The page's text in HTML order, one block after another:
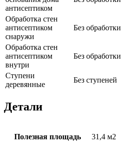
антисептиком
Обработка стен
антисептиком
снаружи
Без обработки
Обработка стен
антисептиком
внутри
Без обработки
Ступени
деревянные
Без ступеней
Детали
Полезная площадь 31,4 м2